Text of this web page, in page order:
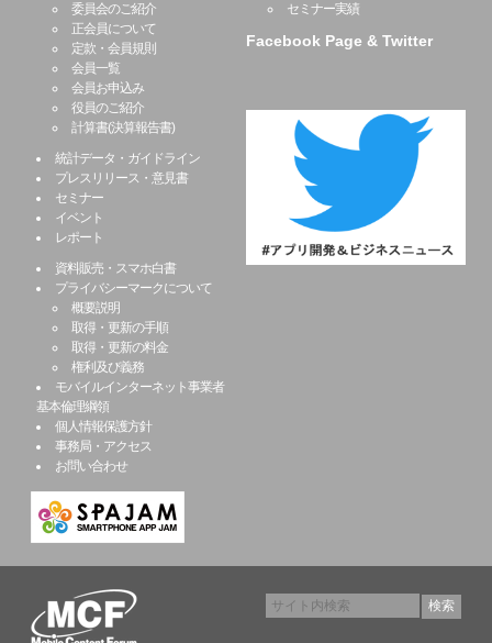
委員会のご紹介
正会員について
定款・会員規則
会員一覧
会員お申込み
役員のご紹介
計算書(決算報告書)
統計データ・ガイドライン
プレスリリース・意見書
セミナー
イベント
レポート
資料販売・スマホ白書
プライバシーマークについて
概要説明
取得・更新の手順
取得・更新の料金
権利及び義務
モバイルインターネット事業者
基本倫理綱領
個人情報保護方針
事務局・アクセス
お問い合わせ
セミナー実績
Facebook Page & Twitter